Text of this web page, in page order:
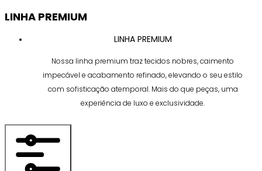
LINHA PREMIUM
LINHA PREMIUM
Nossa linha premium traz tecidos nobres, caimento
impecável e acabamento refinado, elevando o seu estilo
com sofisticação atemporal. Mais do que peças, uma
experiência de luxo e exclusividade.